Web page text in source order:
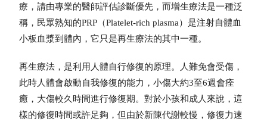
療，請由專業的醫師評估診斷優先，而增生療法是一種泛
稱，民眾熟知的PRP（Platelet-rich plasma）是注射自體血
小板血漿到體內，它只是再生療法的其中一種。
再生療法，是利用人體自行修復的原理。人難免會受傷，
此時人體會啟動自我修復的能力，小傷大約3至6週會痊
癒，大傷較久時間進行修復期。對於小孩和成人來說，這
樣的修復時間或許足夠，但由於新陳代謝較慢，修復力速